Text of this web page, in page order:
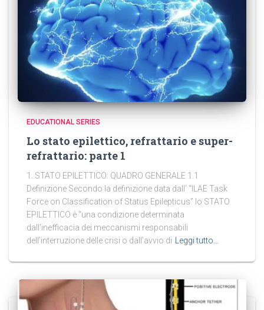
EDUCATIONAL SERIES
Lo stato epilettico, refrattario e super-
refrattario: parte 1
1. STATO EPILETTICO: QUADRO GENERALE 1.1
Definizione Secondo la definizione data dall’ “ILAE Task
Force on Classification of Status Epilepticus” lo STATO
EPILETTICO è “una condizione determinata
dall’inefficacia dei meccanismi responsabili
dell’interruzione delle crisi o dall’avvio di
Leggi tutto…